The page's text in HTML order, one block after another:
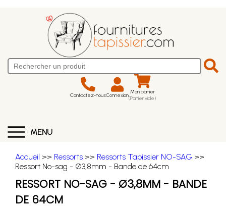
Contactez-nousConnexion Mon panier
(Panier vide)
MENU
Accueil >> Ressorts >> Ressorts Tapissier NO-SAG >>
Ressort No-sag - Ø3,8mm - Bande de 64cm
RESSORT NO-SAG - Ø3,8MM - BANDE
DE 64CM